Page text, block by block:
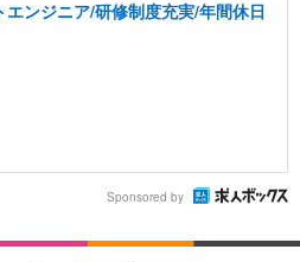
ンジニア/研修制度充実/年間休日
Sponsored by